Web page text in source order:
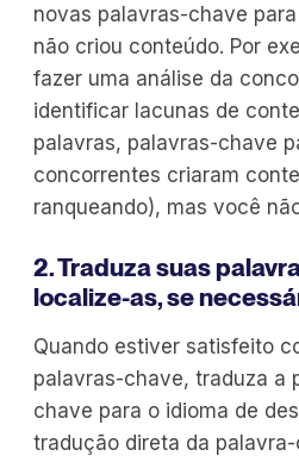
novas palavras-chave
não criou conteúdo. Por
fazer uma análise da
identificar lacunas de
palavras, palavras-chave
concorrentes criaram
ranqueando), mas você
2. Traduza suas
localize-as, se
Quando estiver satisfeito
palavras-chave, traduza a
chave para o idioma de
tradução direta da